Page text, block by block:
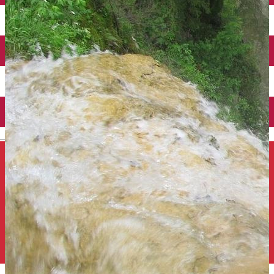
English
Închirieri auto
Închirieri de biciclete